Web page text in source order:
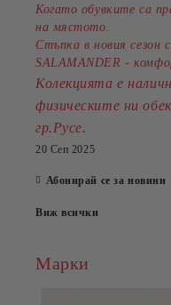
Когато обувките са
на мястото.
Стъпка в новия сезон
SALAMANDER -
Колекцията е
физическите ни
гр.Русе.
20 Сеп 2025
Абонирай се за новини
Виж всички
Марки